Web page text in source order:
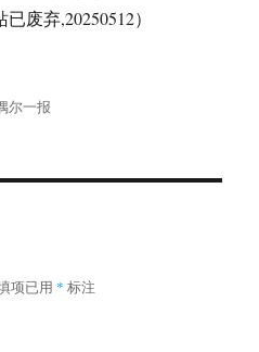
已废弃,20250512）
尔一报
项已用 * 标注